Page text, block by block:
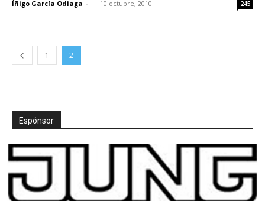
Íñigo García Odiaga - 10 octubre, 2010 245
1 2
Espónsor